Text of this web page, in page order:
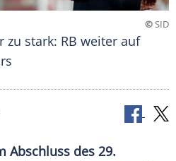
©SID
zu stark: RB weiter auf
Abschluss des 29.